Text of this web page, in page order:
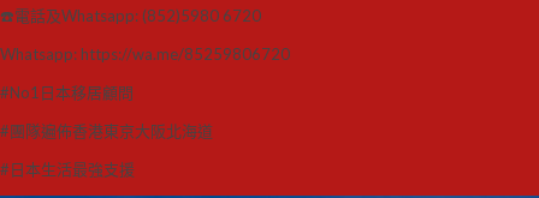
☎️電話及Whatsapp: (852)5980 6720
Whatsapp: https://wa.me/85259806720
#No1日本移居顧問
#團隊遍佈香港東京大阪北海道
#日本生活最強支援